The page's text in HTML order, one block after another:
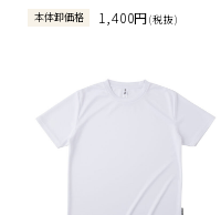
本体卸価格 1,400円(税抜)